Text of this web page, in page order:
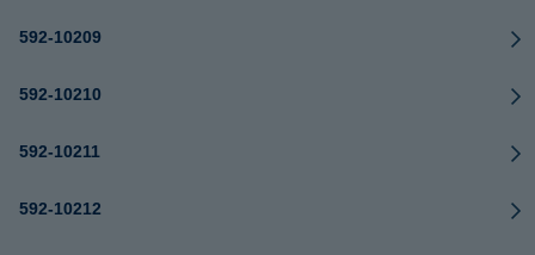
592-10209
592-10210
592-10211
592-10212